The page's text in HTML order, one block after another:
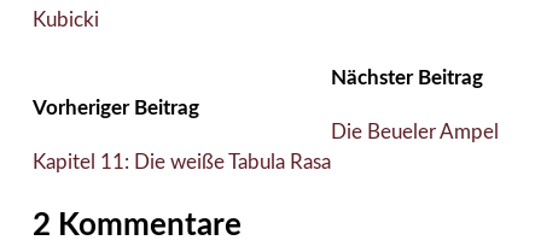
Kubicki
Vorheriger Beitrag
Kapitel 11: Die weiße Tabula Rasa
Nächster Beitrag
Die Beueler Ampel
2 Kommentare